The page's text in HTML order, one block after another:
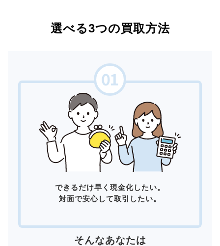
選べる3つの買取方法
できるだけ早く現金化したい。
対面で安心して取引したい。
そんなあなたは